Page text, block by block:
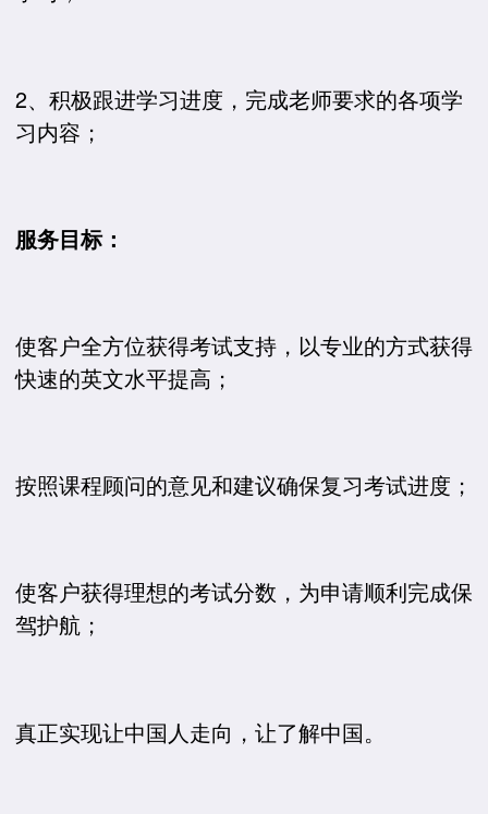
2、积极跟进学习进度，完成老师要求的各项学
习内容；
服务目标：
使客户全方位获得考试支持，以专业的方式获得
快速的英文水平提高；
按照课程顾问的意见和建议确保复习考试进度；
使客户获得理想的考试分数，为申请顺利完成保
驾护航；
真正实现让中国人走向，让了解中国。